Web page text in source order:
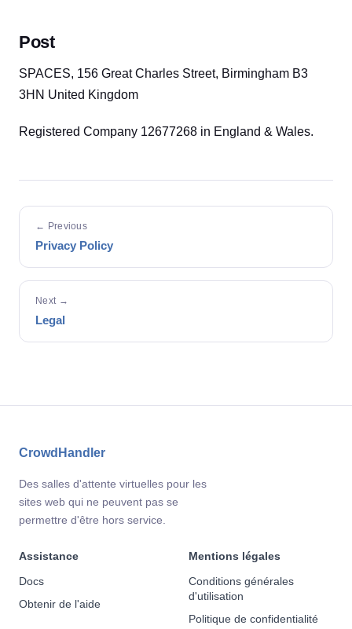
Post
SPACES, 156 Great Charles Street, Birmingham B3
3HN United Kingdom
Registered Company 12677268 in England & Wales.
← Previous
Privacy Policy
Next →
Legal
CrowdHandler
Des salles d'attente virtuelles pour les
sites web qui ne peuvent pas se
permettre d'être hors service.
Assistance
Docs
Obtenir de l'aide
Mentions légales
Conditions générales
d'utilisation
Politique de confidentialité